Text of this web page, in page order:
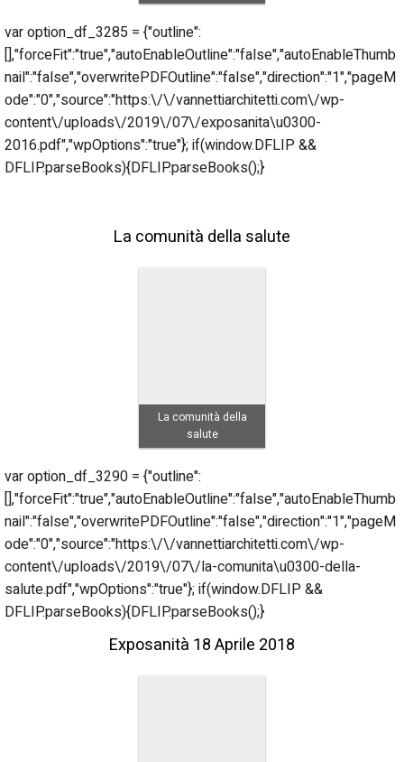
var option_df_3285 = {"outline":
[],"forceFit":"true","autoEnableOutline":"false","autoEnableThumb
nail":"false","overwritePDFOutline":"false","direction":"1","pageM
ode":"0","source":"https:\/\/vannettiarchitetti.com\/wp-
content\/uploads\/2019\/07\/exposanita\u0300-
2016.pdf","wpOptions":"true"}; if(window.DFLIP &&
DFLIP.parseBooks){DFLIP.parseBooks();}
La comunità della salute
La comunità della
salute
var option_df_3290 = {"outline":
[],"forceFit":"true","autoEnableOutline":"false","autoEnableThumb
nail":"false","overwritePDFOutline":"false","direction":"1","pageM
ode":"0","source":"https:\/\/vannettiarchitetti.com\/wp-
content\/uploads\/2019\/07\/la-comunita\u0300-della-
salute.pdf","wpOptions":"true"}; if(window.DFLIP &&
DFLIP.parseBooks){DFLIP.parseBooks();}
Exposanità 18 Aprile 2018